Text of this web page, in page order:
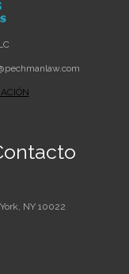
NY 10022